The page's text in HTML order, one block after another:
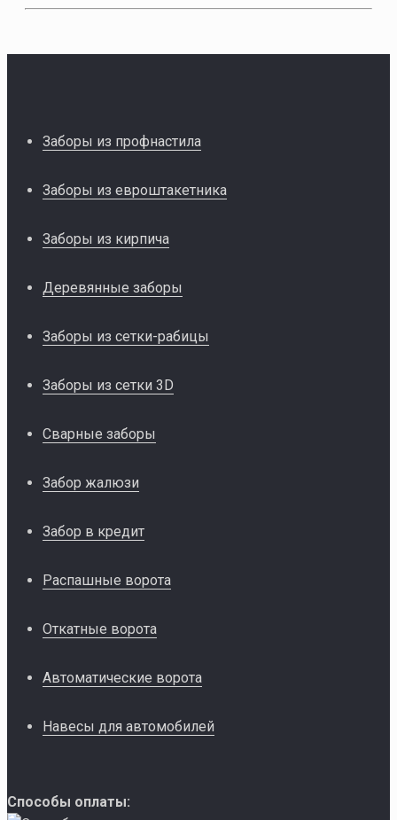
Заборы из профнастила
Заборы из евроштакетника
Заборы из кирпича
Деревянные заборы
Заборы из сетки-рабицы
Заборы из сетки 3D
Сварные заборы
Забор жалюзи
Забор в кредит
Распашные ворота
Откатные ворота
Автоматические ворота
Навесы для автомобилей
Способы оплаты: